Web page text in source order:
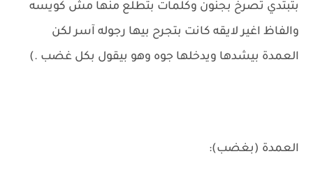
بتبتدي تصرخ بجنون وكلمات بتطلع منها مش كويسه
والفاظ اغير لايقه كانت بتجرح بيها رجوله آسر لكن
العمدة بيشدها ويدخلها جوه وهو بيقول بكل غضب .)
العمدة (بغضب):